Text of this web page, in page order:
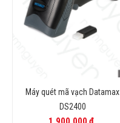
Máy quét mã vạch Datamax
DS2400